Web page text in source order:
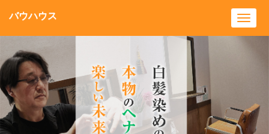
バウハウス